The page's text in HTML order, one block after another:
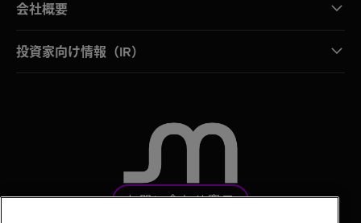
会社概要
投資家向け情報（IR）
お問い合わせ窓口